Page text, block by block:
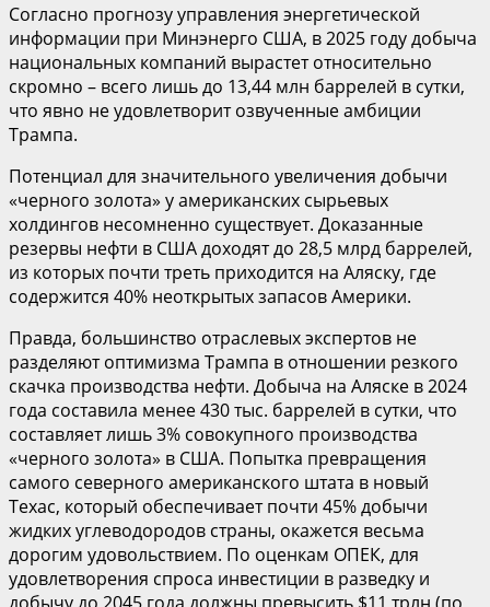
Согласно прогнозу управления энергетической
информации при Минэнерго США, в 2025 году добыча
национальных компаний вырастет относительно
скромно – всего лишь до 13,44 млн баррелей в сутки,
что явно не удовлетворит озвученные амбиции
Трампа.
Потенциал для значительного увеличения добычи
«черного золота» у американских сырьевых
холдингов несомненно существует. Доказанные
резервы нефти в США доходят до 28,5 млрд баррелей,
из которых почти треть приходится на Аляску, где
содержится 40% неоткрытых запасов Америки.
Правда, большинство отраслевых экспертов не
разделяют оптимизма Трампа в отношении резкого
скачка производства нефти. Добыча на Аляске в 2024
года составила менее 430 тыс. баррелей в сутки, что
составляет лишь 3% совокупного производства
«черного золота» в США. Попытка превращения
самого северного американского штата в новый
Техас, который обеспечивает почти 45% добычи
жидких углеводородов страны, окажется весьма
дорогим удовольствием. По оценкам ОПЕК, для
удовлетворения спроса инвестиции в разведку и